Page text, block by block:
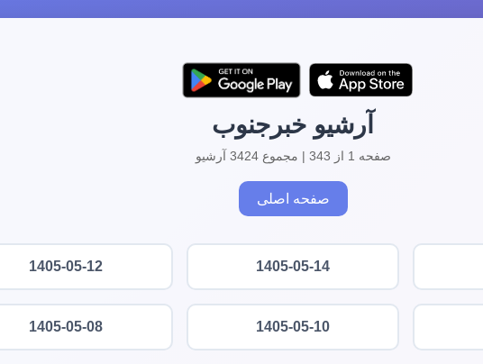
آرشیو خبرجنوب
صفحه 1 از 343 | مجموع 3424 آرشیو
صفحه اصلی
1405-05-14
1405-05-12
1405-05-10
1405-05-08